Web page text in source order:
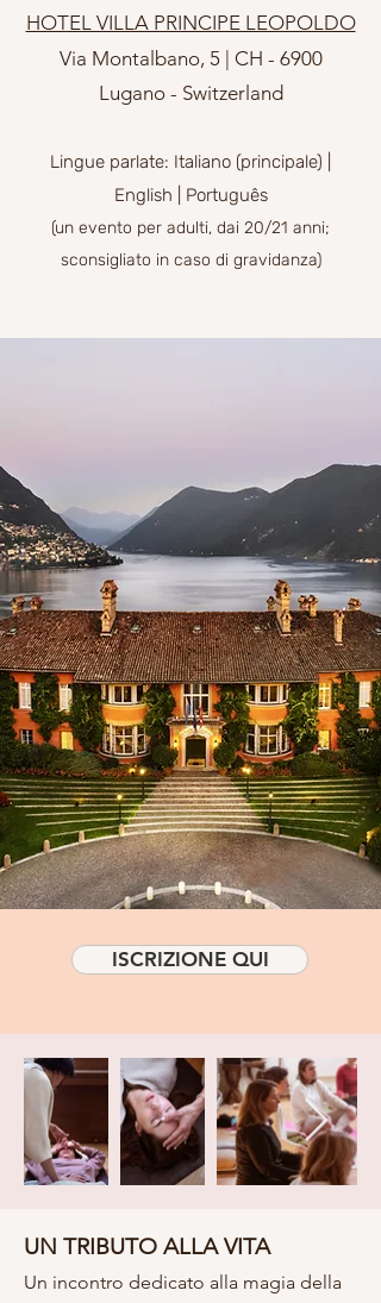
HOTEL VILLA PRINCIPE LEOPOLDO
Via Montalbano, 5 | CH - 6900
Lugano - Switzerland
Lingue parlate: Italiano (principale) |
English | Português
(un evento per adulti, dai 20/21 anni;
sconsigliato in caso di gravidanza)
ISCRIZIONE QUI
UN TRIBUTO ALLA VITA
Un incontro dedicato alla magia della